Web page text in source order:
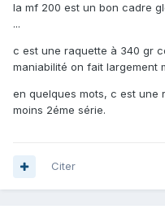
la mf 200 est un bon cadre
...
c est une raquette à 340 gr
maniabilité on fait largement
en quelques mots, c est une
moins 2éme série.
Citer